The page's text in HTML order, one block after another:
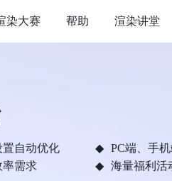
染大赛 帮助 渲染讲堂
自动优化
PC端、手
率需求
海量福利活